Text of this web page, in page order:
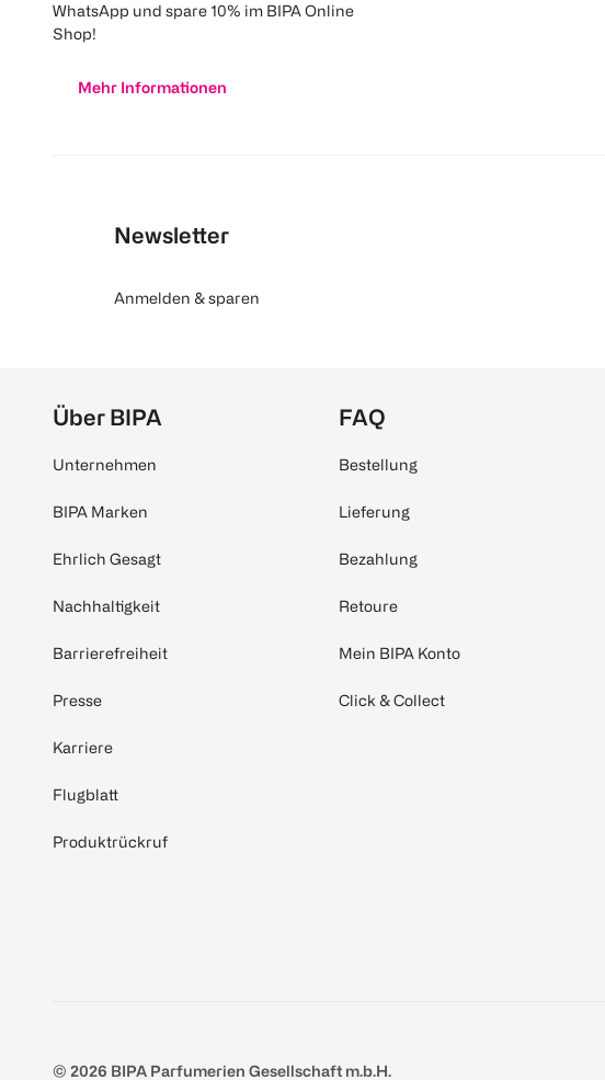
WhatsApp und spare 10% im BIPA Online
Shop!
Mehr Informationen
Newsletter
Anmelden & sparen
Über BIPA
Unternehmen
BIPA Marken
Ehrlich Gesagt
Nachhaltigkeit
Barrierefreiheit
Presse
Karriere
Flugblatt
Produktrückruf
FAQ
Bestellung
Lieferung
Bezahlung
Retoure
Mein BIPA Konto
Click & Collect
© 2026 BIPA Parfumerien Gesellschaft m.b.H.